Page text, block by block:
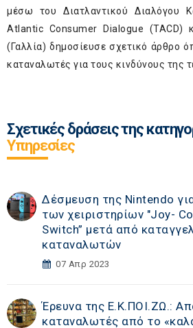
μέσω του Διατλαντικού Διαλόγου
Atlantic Consumer Dialogue (TACD)
(Γαλλία) δημοσίευσε σχετικό άρθρο
καταναλωτές για τους κινδύνους της
Σχετικές δράσεις της
Υπηρεσίες
Δέσμευση της Νintendo
των χειριστηρίων "Joy-
Switch” μετά από
καταναλωτών
07 Απρ 2023
Έρευνα της Ε.Κ.ΠΟΙ.ΖΩ.:
καταναλωτές από το